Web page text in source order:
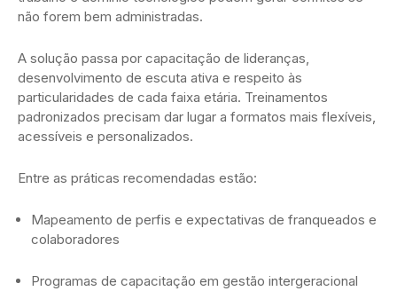
não forem bem administradas.
A solução passa por capacitação de lideranças,
desenvolvimento de escuta ativa e respeito às
particularidades de cada faixa etária. Treinamentos
padronizados precisam dar lugar a formatos mais flexíveis,
acessíveis e personalizados.
Entre as práticas recomendadas estão:
Mapeamento de perfis e expectativas de franqueados e
colaboradores
Programas de capacitação em gestão intergeracional